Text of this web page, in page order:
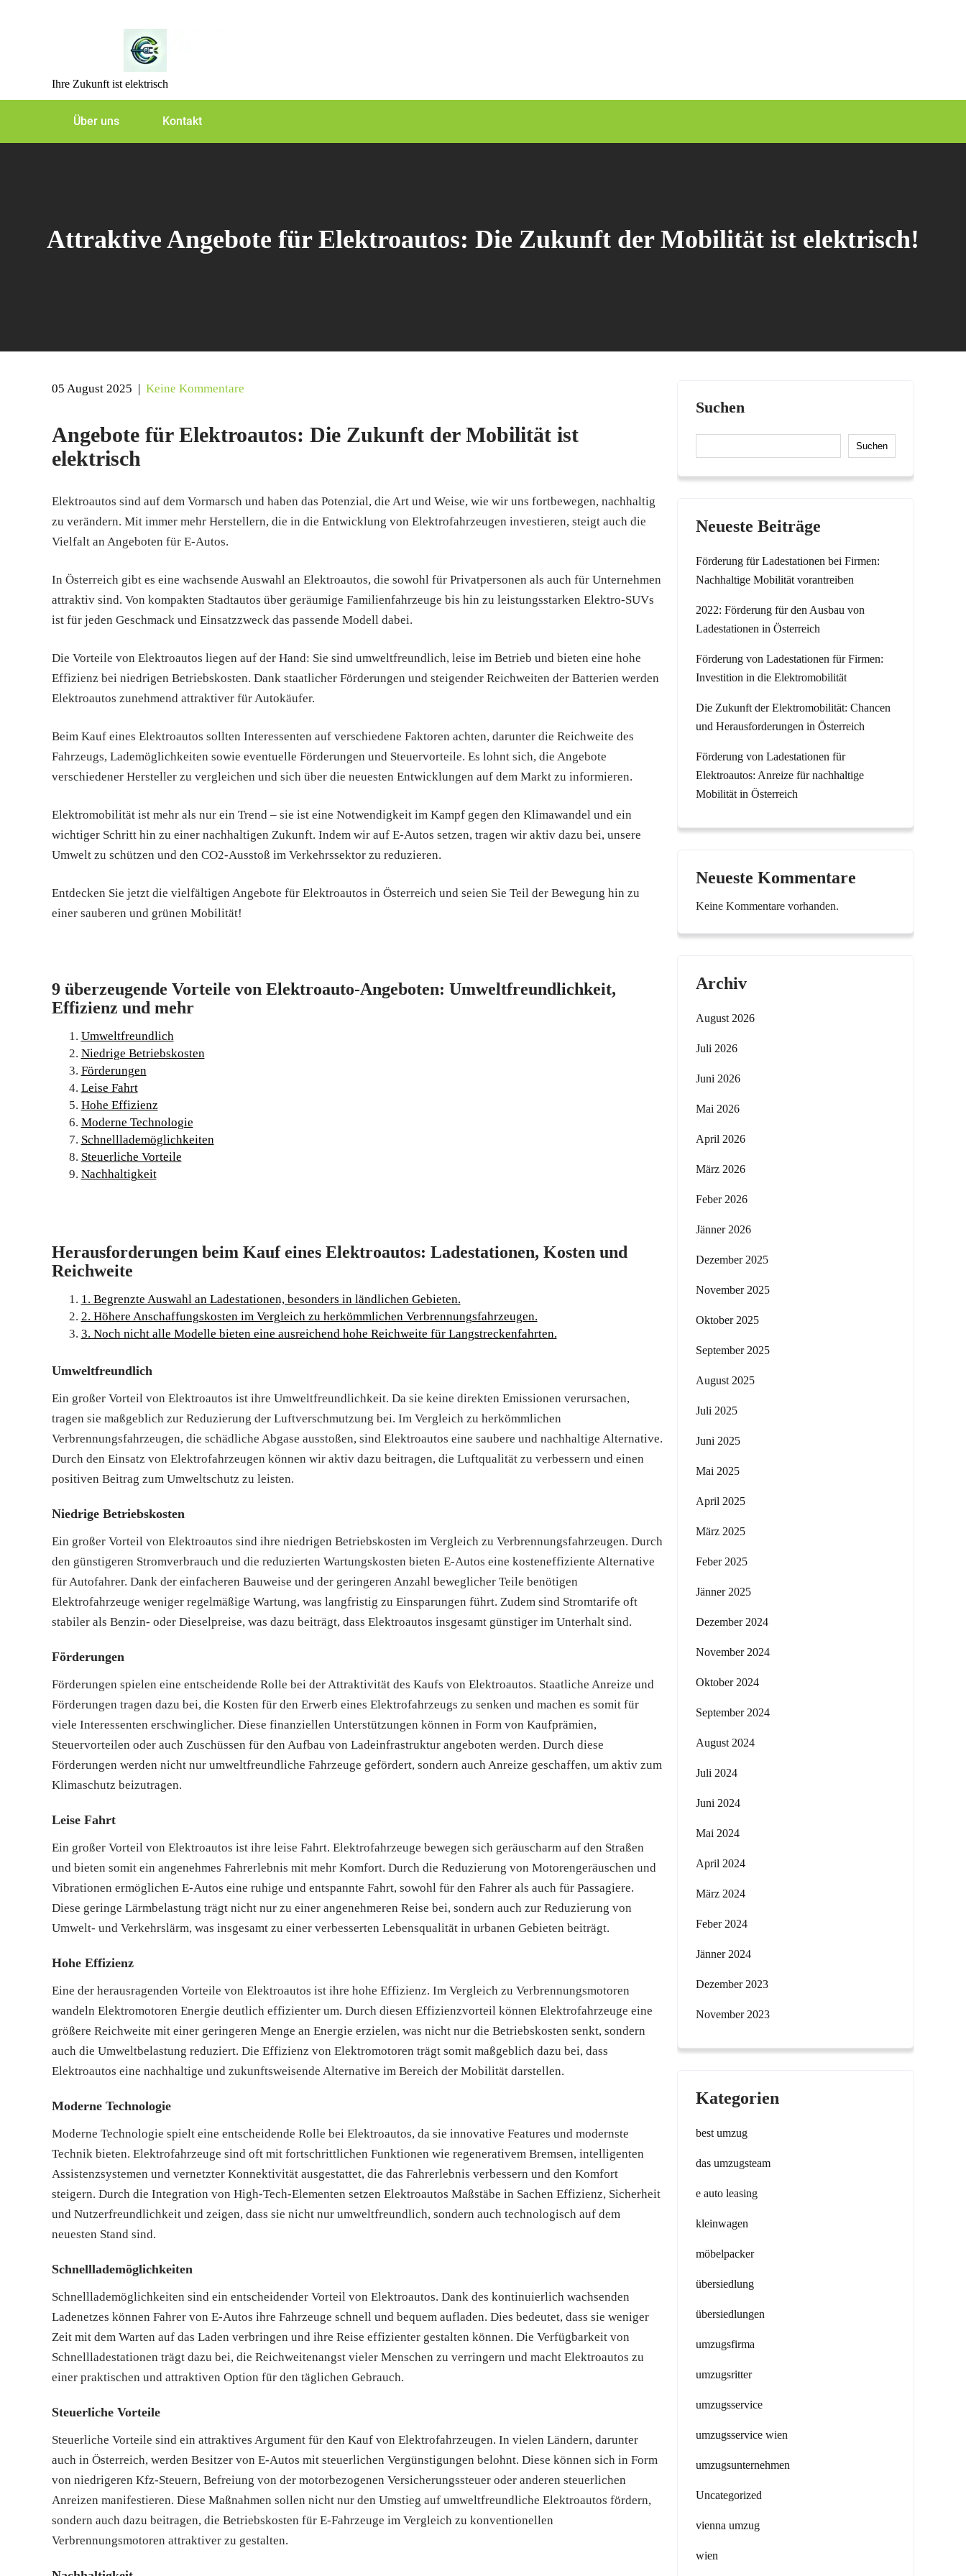
Ihre Zukunft ist elektrisch
Über uns Kontakt
Attraktive Angebote für Elektroautos: Die Zukunft der Mobilität ist elektrisch!
05 August 2025 | Keine Kommentare
Angebote für Elektroautos: Die Zukunft der Mobilität ist
elektrisch
Elektroautos sind auf dem Vormarsch und haben das Potenzial, die Art und Weise, wie wir uns fortbewegen, nachhaltig
zu verändern. Mit immer mehr Herstellern, die in die Entwicklung von Elektrofahrzeugen investieren, steigt auch die
Vielfalt an Angeboten für E-Autos.
In Österreich gibt es eine wachsende Auswahl an Elektroautos, die sowohl für Privatpersonen als auch für Unternehmen
attraktiv sind. Von kompakten Stadtautos über geräumige Familienfahrzeuge bis hin zu leistungsstarken Elektro-SUVs
ist für jeden Geschmack und Einsatzzweck das passende Modell dabei.
Die Vorteile von Elektroautos liegen auf der Hand: Sie sind umweltfreundlich, leise im Betrieb und bieten eine hohe
Effizienz bei niedrigen Betriebskosten. Dank staatlicher Förderungen und steigender Reichweiten der Batterien werden
Elektroautos zunehmend attraktiver für Autokäufer.
Beim Kauf eines Elektroautos sollten Interessenten auf verschiedene Faktoren achten, darunter die Reichweite des
Fahrzeugs, Lademöglichkeiten sowie eventuelle Förderungen und Steuervorteile. Es lohnt sich, die Angebote
verschiedener Hersteller zu vergleichen und sich über die neuesten Entwicklungen auf dem Markt zu informieren.
Elektromobilität ist mehr als nur ein Trend – sie ist eine Notwendigkeit im Kampf gegen den Klimawandel und ein
wichtiger Schritt hin zu einer nachhaltigen Zukunft. Indem wir auf E-Autos setzen, tragen wir aktiv dazu bei, unsere
Umwelt zu schützen und den CO2-Ausstoß im Verkehrssektor zu reduzieren.
Entdecken Sie jetzt die vielfältigen Angebote für Elektroautos in Österreich und seien Sie Teil der Bewegung hin zu
einer sauberen und grünen Mobilität!
9 überzeugende Vorteile von Elektroauto-Angeboten: Umweltfreundlichkeit,
Effizienz und mehr
Umweltfreundlich
Niedrige Betriebskosten
Förderungen
Leise Fahrt
Hohe Effizienz
Moderne Technologie
Schnelllademöglichkeiten
Steuerliche Vorteile
Nachhaltigkeit
Herausforderungen beim Kauf eines Elektroautos: Ladestationen, Kosten und
Reichweite
1. Begrenzte Auswahl an Ladestationen, besonders in ländlichen Gebieten.
2. Höhere Anschaffungskosten im Vergleich zu herkömmlichen Verbrennungsfahrzeugen.
3. Noch nicht alle Modelle bieten eine ausreichend hohe Reichweite für Langstreckenfahrten.
Umweltfreundlich
Ein großer Vorteil von Elektroautos ist ihre Umweltfreundlichkeit. Da sie keine direkten Emissionen verursachen,
tragen sie maßgeblich zur Reduzierung der Luftverschmutzung bei. Im Vergleich zu herkömmlichen
Verbrennungsfahrzeugen, die schädliche Abgase ausstoßen, sind Elektroautos eine saubere und nachhaltige Alternative.
Durch den Einsatz von Elektrofahrzeugen können wir aktiv dazu beitragen, die Luftqualität zu verbessern und einen
positiven Beitrag zum Umweltschutz zu leisten.
Niedrige Betriebskosten
Ein großer Vorteil von Elektroautos sind ihre niedrigen Betriebskosten im Vergleich zu Verbrennungsfahrzeugen. Durch
den günstigeren Stromverbrauch und die reduzierten Wartungskosten bieten E-Autos eine kosteneffiziente Alternative
für Autofahrer. Dank der einfacheren Bauweise und der geringeren Anzahl beweglicher Teile benötigen
Elektrofahrzeuge weniger regelmäßige Wartung, was langfristig zu Einsparungen führt. Zudem sind Stromtarife oft
stabiler als Benzin- oder Dieselpreise, was dazu beiträgt, dass Elektroautos insgesamt günstiger im Unterhalt sind.
Förderungen
Förderungen spielen eine entscheidende Rolle bei der Attraktivität des Kaufs von Elektroautos. Staatliche Anreize und
Förderungen tragen dazu bei, die Kosten für den Erwerb eines Elektrofahrzeugs zu senken und machen es somit für
viele Interessenten erschwinglicher. Diese finanziellen Unterstützungen können in Form von Kaufprämien,
Steuervorteilen oder auch Zuschüssen für den Aufbau von Ladeinfrastruktur angeboten werden. Durch diese
Förderungen werden nicht nur umweltfreundliche Fahrzeuge gefördert, sondern auch Anreize geschaffen, um aktiv zum
Klimaschutz beizutragen.
Leise Fahrt
Ein großer Vorteil von Elektroautos ist ihre leise Fahrt. Elektrofahrzeuge bewegen sich geräuscharm auf den Straßen
und bieten somit ein angenehmes Fahrerlebnis mit mehr Komfort. Durch die Reduzierung von Motorengeräuschen und
Vibrationen ermöglichen E-Autos eine ruhige und entspannte Fahrt, sowohl für den Fahrer als auch für Passagiere.
Diese geringe Lärmbelastung trägt nicht nur zu einer angenehmeren Reise bei, sondern auch zur Reduzierung von
Umwelt- und Verkehrslärm, was insgesamt zu einer verbesserten Lebensqualität in urbanen Gebieten beiträgt.
Hohe Effizienz
Eine der herausragenden Vorteile von Elektroautos ist ihre hohe Effizienz. Im Vergleich zu Verbrennungsmotoren
wandeln Elektromotoren Energie deutlich effizienter um. Durch diesen Effizienzvorteil können Elektrofahrzeuge eine
größere Reichweite mit einer geringeren Menge an Energie erzielen, was nicht nur die Betriebskosten senkt, sondern
auch die Umweltbelastung reduziert. Die Effizienz von Elektromotoren trägt somit maßgeblich dazu bei, dass
Elektroautos eine nachhaltige und zukunftsweisende Alternative im Bereich der Mobilität darstellen.
Moderne Technologie
Moderne Technologie spielt eine entscheidende Rolle bei Elektroautos, da sie innovative Features und modernste
Technik bieten. Elektrofahrzeuge sind oft mit fortschrittlichen Funktionen wie regenerativem Bremsen, intelligenten
Assistenzsystemen und vernetzter Konnektivität ausgestattet, die das Fahrerlebnis verbessern und den Komfort
steigern. Durch die Integration von High-Tech-Elementen setzen Elektroautos Maßstäbe in Sachen Effizienz, Sicherheit
und Nutzerfreundlichkeit und zeigen, dass sie nicht nur umweltfreundlich, sondern auch technologisch auf dem
neuesten Stand sind.
Schnelllademöglichkeiten
Schnelllademöglichkeiten sind ein entscheidender Vorteil von Elektroautos. Dank des kontinuierlich wachsenden
Ladenetzes können Fahrer von E-Autos ihre Fahrzeuge schnell und bequem aufladen. Dies bedeutet, dass sie weniger
Zeit mit dem Warten auf das Laden verbringen und ihre Reise effizienter gestalten können. Die Verfügbarkeit von
Schnellladestationen trägt dazu bei, die Reichweitenangst vieler Menschen zu verringern und macht Elektroautos zu
einer praktischen und attraktiven Option für den täglichen Gebrauch.
Steuerliche Vorteile
Steuerliche Vorteile sind ein attraktives Argument für den Kauf von Elektrofahrzeugen. In vielen Ländern, darunter
auch in Österreich, werden Besitzer von E-Autos mit steuerlichen Vergünstigungen belohnt. Diese können sich in Form
von niedrigeren Kfz-Steuern, Befreiung von der motorbezogenen Versicherungssteuer oder anderen steuerlichen
Anreizen manifestieren. Diese Maßnahmen sollen nicht nur den Umstieg auf umweltfreundliche Elektroautos fördern,
sondern auch dazu beitragen, die Betriebskosten für E-Fahrzeuge im Vergleich zu konventionellen
Verbrennungsmotoren attraktiver zu gestalten.
Suchen
Suchen
Neueste Beiträge
Förderung für Ladestationen bei Firmen:
Nachhaltige Mobilität vorantreiben
2022: Förderung für den Ausbau von
Ladestationen in Österreich
Förderung von Ladestationen für Firmen:
Investition in die Elektromobilität
Die Zukunft der Elektromobilität: Chancen
und Herausforderungen in Österreich
Förderung von Ladestationen für
Elektroautos: Anreize für nachhaltige
Mobilität in Österreich
Neueste Kommentare
Keine Kommentare vorhanden.
Archiv
August 2026
Juli 2026
Juni 2026
Mai 2026
April 2026
März 2026
Feber 2026
Jänner 2026
Dezember 2025
November 2025
Oktober 2025
September 2025
August 2025
Juli 2025
Juni 2025
Mai 2025
April 2025
März 2025
Feber 2025
Jänner 2025
Dezember 2024
November 2024
Oktober 2024
September 2024
August 2024
Juli 2024
Juni 2024
Mai 2024
April 2024
März 2024
Feber 2024
Jänner 2024
Dezember 2023
November 2023
Kategorien
best umzug
das umzugsteam
e auto leasing
kleinwagen
möbelpacker
übersiedlung
übersiedlungen
umzugsfirma
umzugsritter
umzugsservice
umzugsservice wien
umzugsunternehmen
Uncategorized
vienna umzug
wien